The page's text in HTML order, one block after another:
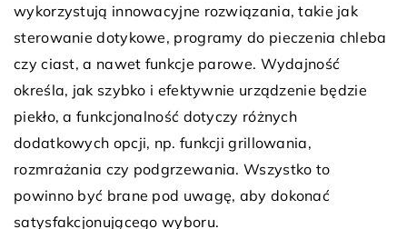
wykorzystują innowacyjne rozwiązania, takie jak
sterowanie dotykowe, programy do pieczenia chleba
czy ciast, a nawet funkcje parowe. Wydajność
określa, jak szybko i efektywnie urządzenie będzie
piekło, a funkcjonalność dotyczy różnych
dodatkowych opcji, np. funkcji grillowania,
rozmrażania czy podgrzewania. Wszystko to
powinno być brane pod uwagę, aby dokonać
satysfakcjonującego wyboru.